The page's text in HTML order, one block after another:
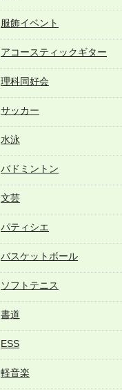
服飾イベント
アコースティックギター
理科同好会
サッカー
水泳
バドミントン
文芸
パティシエ
バスケットボール
ソフトテニス
書道
ESS
軽音楽